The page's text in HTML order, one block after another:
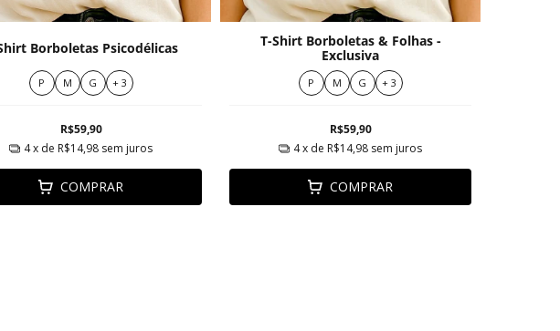
Borboletas Psicodélicas
P M G + 3
R$59,90
4x de R$14,98 sem juros
COMPRAR
T-Shirt Borboletas & Folhas -
Exclusiva
P M G + 3
R$59,90
4x de R$14,98 sem juros
COMPRAR